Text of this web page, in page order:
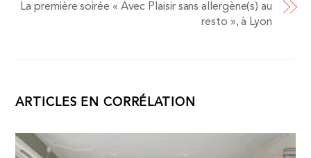
La première soirée « Avec Plaisir sans allergène(s) au
resto », à Lyon
ARTICLES EN CORRÉLATION